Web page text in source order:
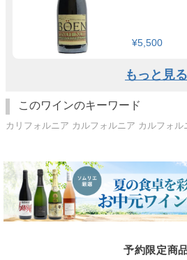
¥5,500
もっと見る
このワインのキーワード
カリフォルニア カルフォルニア カルフォ
予約限定商